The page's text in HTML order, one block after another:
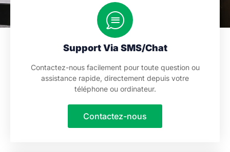
Support Via SMS/Chat
Contactez-nous facilement pour toute question ou
assistance rapide, directement depuis votre
téléphone ou ordinateur.
Contactez-nous